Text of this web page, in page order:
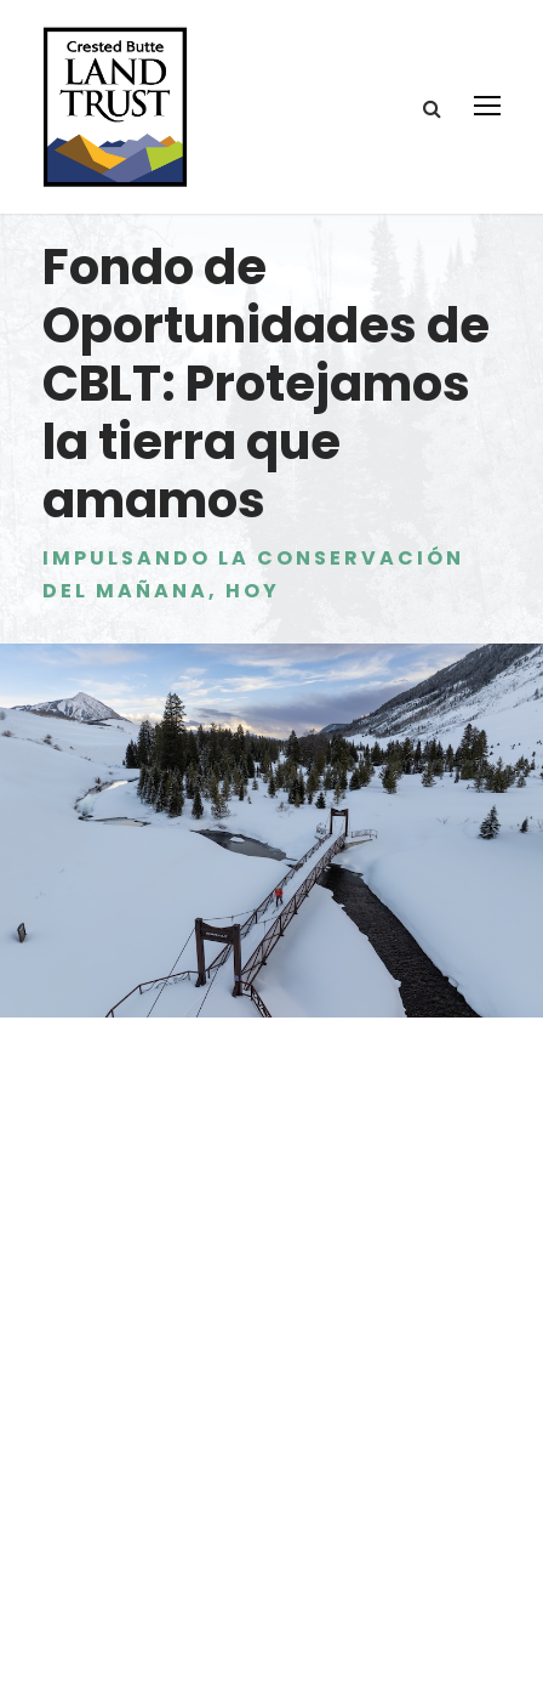
Fondo de
Oportunidades de
CBLT: Protejamos
la tierra que
amamos
IMPULSANDO LA CONSERVACIÓN
DEL MAÑANA, HOY